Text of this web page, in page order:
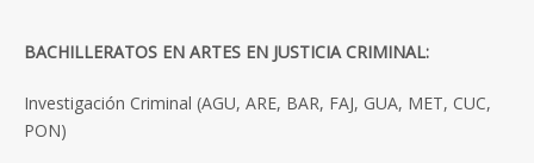
BACHILLERATOS EN ARTES EN JUSTICIA CRIMINAL:
Investigación Criminal (AGU, ARE, BAR, FAJ, GUA, MET, CUC,
PON)